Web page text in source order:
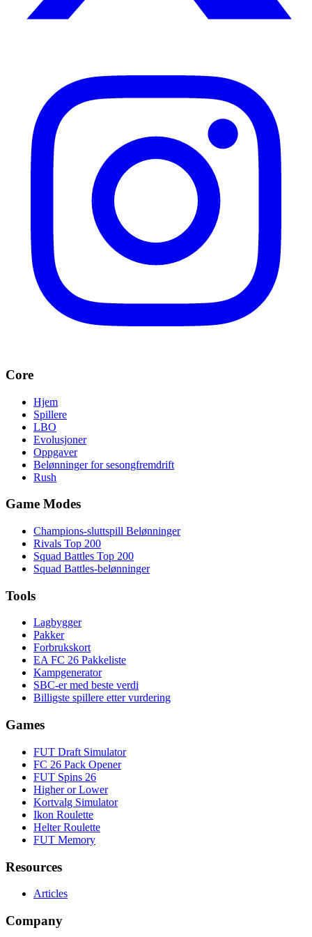
Core
Hjem
Spillere
LBO
Evolusjoner
Oppgaver
Belønninger for sesongfremdrift
Rush
Game Modes
Champions-sluttspill Belønninger
Rivals Top 200
Squad Battles Top 200
Squad Battles-belønninger
Tools
Lagbygger
Pakker
Forbrukskort
EA FC 26 Pakkeliste
Kampgenerator
SBC-er med beste verdi
Billigste spillere etter vurdering
Games
FUT Draft Simulator
FC 26 Pack Opener
FUT Spins 26
Higher or Lower
Kortvalg Simulator
Ikon Roulette
Helter Roulette
FUT Memory
Resources
Articles
Company